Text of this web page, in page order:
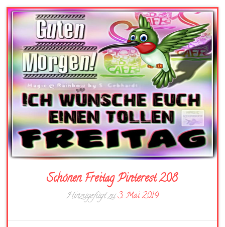
Schönen Freitag Pinterest 208
Hinzugefügt zu3. Mai 2019